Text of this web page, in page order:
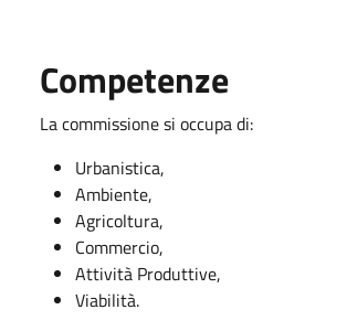
Competenze
La commissione si occupa di:
Urbanistica,
Ambiente,
Agricoltura,
Commercio,
Attività Produttive,
Viabilità.